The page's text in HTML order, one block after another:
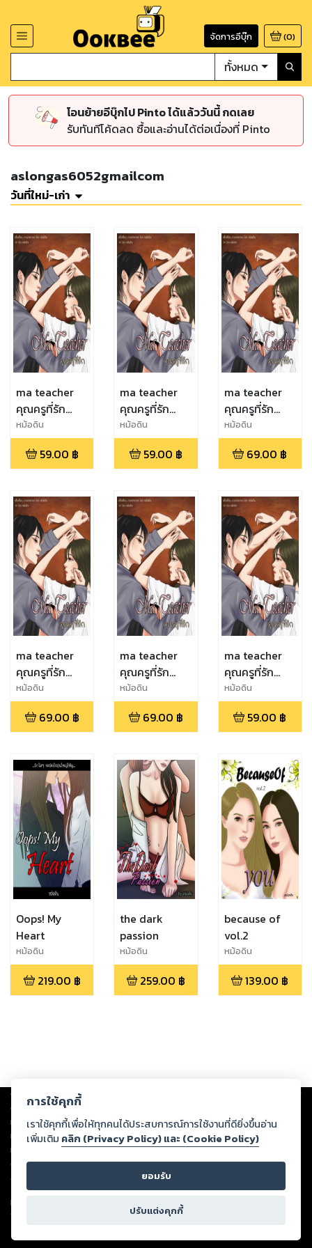
จัดการอีบุ๊ก (0)
ทั้งหมด
โอนย้ายอีบุ๊กไป Pinto ได้แล้ววันนี้ กดเลย
รับทันทีโค้ดลด ซื้อและอ่านได้ต่อเนื่องที่ Pinto
aslongas6052gmailcom
วันที่ใหม่-เก่า
ma teacher
คุณครูที่รัก
(ตอนที่6)
หม้อดิน
59.00 ฿
ma teacher
คุณครูที่รัก
(ตอนที่5)
หม้อดิน
59.00 ฿
ma teacher
คุณครูที่รัก
(ตอนที่4)
หม้อดิน
69.00 ฿
ma teacher
คุณครูที่รัก
(ตอนที่3)
หม้อดิน
69.00 ฿
ma teacher
คุณครูที่รัก
(ตอนที่2)
หม้อดิน
69.00 ฿
ma teacher
คุณครูที่รัก
(ตอนที่1)
หม้อดิน
59.00 ฿
Oops! My
Heart
หม้อดิน
219.00 ฿
the dark
passion
หม้อดิน
259.00 ฿
because of
vol.2
หม้อดิน
139.00 ฿
Copyright © 2026
ต่อผลงานหรือเนื้อหาใดที่อัปโหลดผ่านเว็บไซต์และปรากฏว่าละเมิดสิทธิใน
ทรัพย์สินทางปัญญาของบุคคลอื่นหรือขัดต่อกฎหมายและศีลธรรม ดังนั้น ผู้อ่าน
ทุกท่านโปรดใช้วิจารณญาณในการกลั่นกรองด้วยตนเอง และหากท่านพบว่าส่วน
หนึ่งส่วนใดขัดต่อกฎหมายและศีลธรรม กรุณาแจ้งมายังบริษัท เพื่อทีมงานจะได้
ดำเนินการในทันที ทั้งนี้ ทางสตอรี่ล็อกขอสงวนลิขสิทธิ์ตามพระราชบัญญัติ
ลิขสิทธิ์ พ.ศ. 2537 (ฉบับล่าสุด)
For support: member@ookbee.com
Version
การใช้คุกกี้
เราใช้คุกกี้เพื่อให้ทุกคนได้ประสบการณ์การใช้งานที่ดียิ่งขึ้นอ่าน
เพิ่มเติม คลิก (Privacy Policy) และ (Cookie Policy)
ยอมรับ
ปรับแต่งคุกกี้